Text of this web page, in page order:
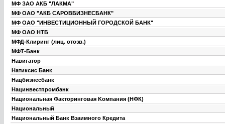
МФ ЗАО АКБ "ЛАКМА"
МФ ОАО "АКБ САРОВБИЗНЕСБАНК"
МФ ОАО "ИНВЕСТИЦИОННЫЙ ГОРОДСКОЙ БАНК"
МФ ОАО НТБ
МФД-Клиринг (лиц. отозв.)
МФТ-Банк
Навигатор
Натиксис Банк
Нацбизнесбанк
Нацинвестпромбанк
Национальная Факторинговая Kомпания (НФК)
Национальный
Национальный Банк Взаимного Кредита